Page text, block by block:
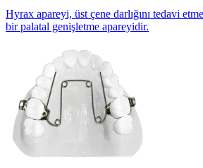
Hyrax apareyi, üst çene darlığını tedavi
bir palatal genişletme apareyidir.